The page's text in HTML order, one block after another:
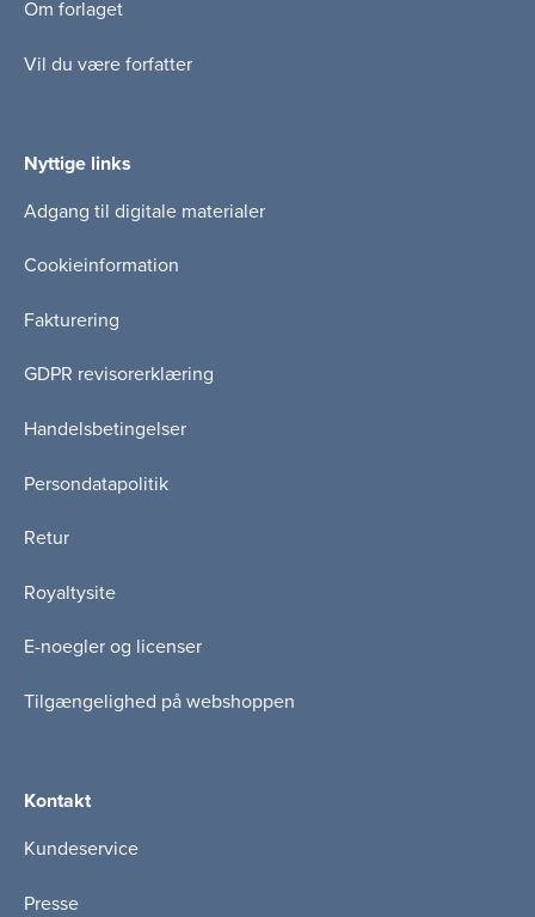
Om forlaget
Vil du være forfatter
Nyttige links
Adgang til digitale materialer
Cookieinformation
Fakturering
GDPR revisorerklæring
Handelsbetingelser
Persondatapolitik
Retur
Royaltysite
E-noegler og licenser
Tilgængelighed på webshoppen
Kontakt
Kundeservice
Presse